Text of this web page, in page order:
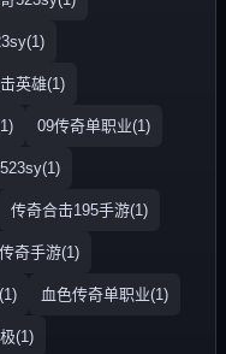
英雄(1)
09传奇单职业(1)
传奇合击195手游(1)
奇手游(1)
血色传奇单职业(1)
(1)